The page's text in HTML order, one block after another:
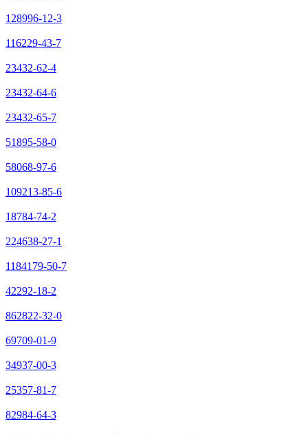
128996-12-3
116229-43-7
23432-62-4
23432-64-6
23432-65-7
51895-58-0
58068-97-6
109213-85-6
18784-74-2
224638-27-1
1184179-50-7
42292-18-2
862822-32-0
69709-01-9
34937-00-3
25357-81-7
82984-64-3